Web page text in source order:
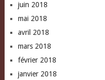
juin 2018
mai 2018
avril 2018
mars 2018
février 2018
janvier 2018